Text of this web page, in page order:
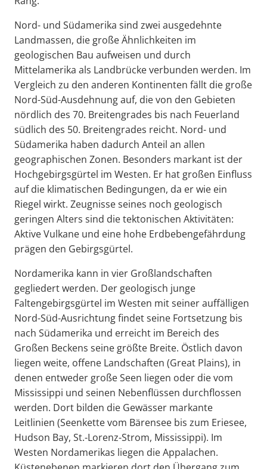
Nord- und Südamerika sind zwei ausgedehnte
Landmassen, die große Ähnlichkeiten im
geologischen Bau aufweisen und durch
Mittelamerika als Landbrücke verbunden werden. Im
Vergleich zu den anderen Kontinenten fällt die große
Nord-Süd-Ausdehnung auf, die von den Gebieten
nördlich des 70. Breitengrades bis nach Feuerland
südlich des 50. Breitengrades reicht. Nord- und
Südamerika haben dadurch Anteil an allen
geographischen Zonen. Besonders markant ist der
Hochgebirgsgürtel im Westen. Er hat großen Einfluss
auf die klimatischen Bedingungen, da er wie ein
Riegel wirkt. Zeugnisse seines noch geologisch
geringen Alters sind die tektonischen Aktivitäten:
Aktive Vulkane und eine hohe Erdbebengefährdung
prägen den Gebirgsgürtel.
Nordamerika kann in vier Großlandschaften
gegliedert werden. Der geologisch junge
Faltengebirgsgürtel im Westen mit seiner auffälligen
Nord-Süd-Ausrichtung findet seine Fortsetzung bis
nach Südamerika und erreicht im Bereich des
Großen Beckens seine größte Breite. Östlich davon
liegen weite, offene Landschaften (Great Plains), in
denen entweder große Seen liegen oder die vom
Mississippi und seinen Nebenflüssen durchflossen
werden. Dort bilden die Gewässer markante
Leitlinien (Seenkette vom Bärensee bis zum Eriesee,
Hudson Bay, St.-Lorenz-Strom, Mississippi). Im
Westen Nordamerikas liegen die Appalachen.